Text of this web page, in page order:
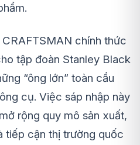
chính thức
tập đoàn Stanley Black
“ông lớn” toàn cầu
cụ. Việc sáp nhập này
rộng quy mô sản xuất,
tiếp cận thị trường quốc